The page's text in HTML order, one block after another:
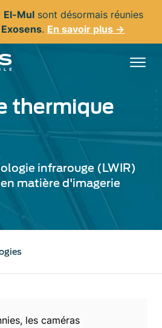
El-Mul sont désormais réunies
Exosens. En savoir plus →
thermique
infrarouge (LWIR)
matière d'imagerie
les caméras